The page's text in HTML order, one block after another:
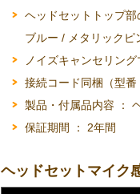
ヘッドセットトップ
ブルー / メタリックピ
ノイズキャンセリング
接続コード同梱（型番
製品・付属品内容 ：
保証期間 ： 2年間
ヘッドセットマイク